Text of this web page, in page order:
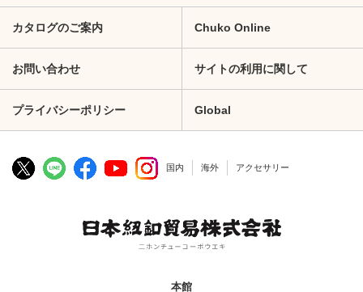
カタログのご案内 Chuko Online
お問い合わせ サイトの利用に関して
プライバシーポリシー Global
国内 海外 アクセサリー
本館